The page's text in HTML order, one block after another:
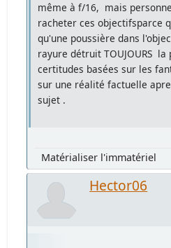
même à f/16, mais
racheter ces objectifsparce
qu'une poussière dans
rayure détruit TOUJOURS
certitudes basées sur les
sur une réalité factuelle
sujet .
Matérialiser l'immatériel
Hector06